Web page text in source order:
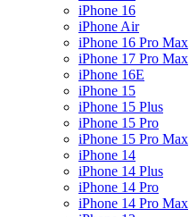
iPhone 16
iPhone Air
iPhone 16 Pro Max
iPhone 17 Pro Max
iPhone 16E
iPhone 15
iPhone 15 Plus
iPhone 15 Pro
iPhone 15 Pro Max
iPhone 14
iPhone 14 Plus
iPhone 14 Pro
iPhone 14 Pro Max